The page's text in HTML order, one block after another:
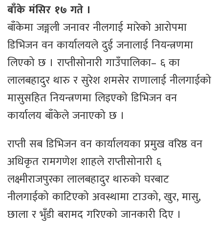
बाँके मंसिर १७ गते ।
बाँकेमा जङ्गली जनावर नीलगाई मारेको आरोपमा
डिभिजन वन कार्यालयले दुई जनालाई नियन्त्रणमा
लिएको छ । राप्तीसोनारी गाउँपालिका– ६ का
लालबहादुर थारु र सुरेश शमसेर राणालाई नीलगाईको
मासुसहित नियन्त्रणमा लिइएको डिभिजन वन
कार्यालय बाँकेले जनाएको छ ।
राप्ती सब डिभिजन वन कार्यालयका प्रमुख वरिष्ठ वन
अधिकृत रामगणेश शाहले राप्तीसोनारी ६
लक्ष्मीराजपुरका लालबहादुर थारुको घरबाट
नीलगाईको काटिएको अवस्थामा टाउको, खुर, मासु,
छाला र भुँडी बरामद गरिएको जानकारी दिए ।